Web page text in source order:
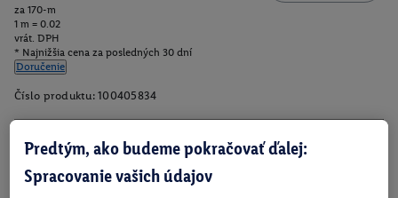
za 170-m
1 m = 0.02
vrát. DPH
* Najnižšia cena za posledných 30 dní
Doručenie
Číslo produktu: 100405834
O produkte
Predtým, ako budeme pokračovať ďalej:
Spracovanie vašich údajov